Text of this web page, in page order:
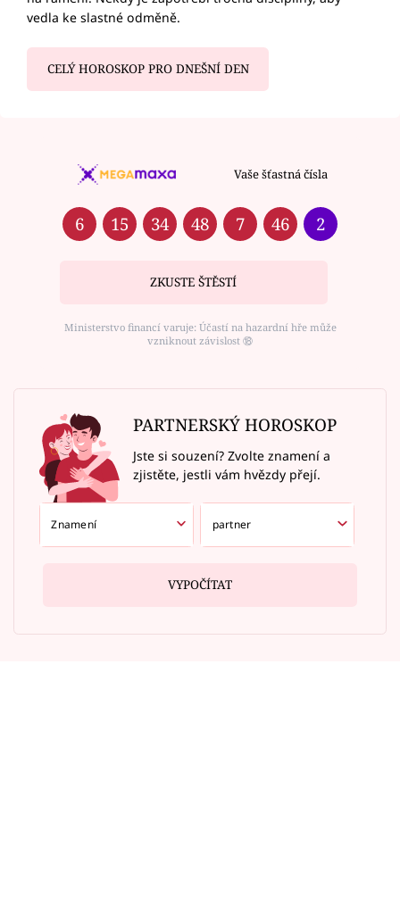
vedla ke slastné odměně.
CELÝ HOROSKOP PRO DNEŠNÍ DEN
Vaše šťastná čísla
6 15 34 48 7 46 2
ZKUSTE ŠTĚSTÍ
Ministerstvo financí varuje: Účastí na hazardní hře může
vzniknout závislost ⑱
PARTNERSKÝ HOROSKOP
Jste si souzení? Zvolte znamení a
zjistěte, jestli vám hvězdy přejí.
VYPOČÍTAT